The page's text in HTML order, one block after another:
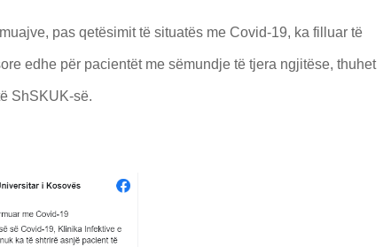
pas qetësimit të situatës me Covid-19, ka filluar të
edhe për pacientët me sëmundje të tjera ngjitëse, thuhet
ShSKUK-së.